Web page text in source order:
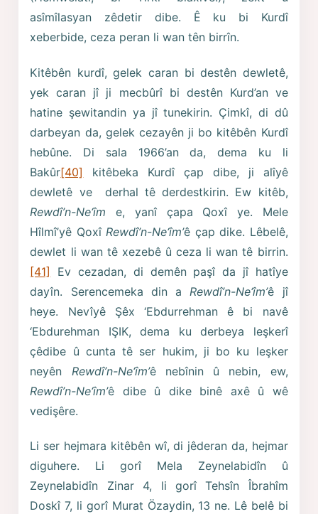
asîmîlasyan zêdetir dibe. Ê ku bi Kurdî
xeberbide, ceza peran li wan tên birrîn.
Kitêbên kurdî, gelek caran bi destên dewletê,
yek caran jî ji mecbûrî bi destên Kurd’an ve
hatine şewitandin ya jî tunekirin. Çimkî, di dû
darbeyan da, gelek cezayên ji bo kitêbên Kurdî
hebûne. Di sala 1966’an da, dema ku li
Bakûr[40]
kitêbeka Kurdî çap dibe, ji alîyê
dewletê ve derhal tê derdestkirin. Ew kitêb,
Rewdî’n-Ne‘îm e, yanî çapa Qoxî ye. Mele
Hîlmî’yê Qoxî Rewdî’n-Ne‘îm’ê çap dike. Lêbelê,
dewlet li wan tê xezebê û ceza li wan tê birrin.
[41]
Ev cezadan, di demên paşî da jî hatîye
dayîn. Serencemeka din a Rewdî’n-Ne‘îm’ê jî
heye. Nevîyê Şêx ‘Ebdurrehman ê bi navê
‘Ebdurehman IŞIK, dema ku derbeya leşkerî
çêdibe û cunta tê ser hukim, ji bo ku leşker
neyên Rewdî’n-Ne‘îm’ê nebînin û nebin, ew,
Rewdî’n-Ne‘îm’ê dibe û dike binê axê û wê
vedişêre.
Li ser hejmara kitêbên wî, di jêderan da, hejmar
diguhere. Li gorî Mela Zeynelabidîn û
Zeynelabidîn Zinar 4, li gorî Tehsîn Îbrahîm
Doskî 7, li gorî Murat Özaydin, 13 ne. Lê belê bi